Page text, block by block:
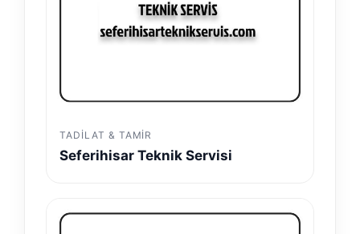
TADILAT & TAMIR
Seferihisar Teknik Servisi